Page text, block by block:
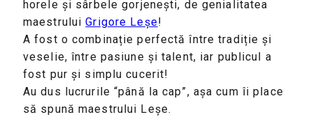
horele și sârbele gorjenești, de genialitatea
maestruluiGrigore Leșe!
A fost o combinație perfectă între tradiție și
veselie, între pasiune și talent, iar publicul a
fost pur și simplu cucerit!
Au dus lucrurile “până la cap”, așa cum îi place
să spună maestrului Leșe.